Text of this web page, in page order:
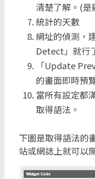
清楚了解。(是
統計的天數
網址的偵測，
Detect」就行
「Update
的畫面即時預
當所有設定都
取得語法。
下圖是取得語法的
站或網誌上就可以